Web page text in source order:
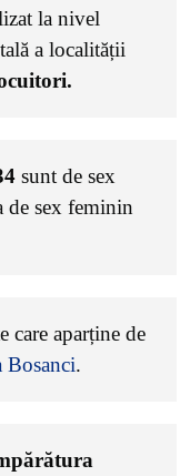
la nivel
a localității
sunt de sex
de sex feminin
care aparține de
Bosanci.